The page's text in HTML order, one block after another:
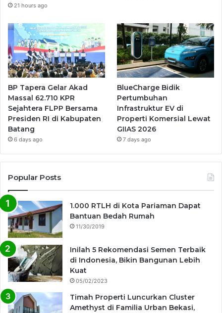
21 hours ago
BP Tapera Gelar Akad
Massal 62.710 KPR
Sejahtera FLPP Bersama
Presiden RI di Kabupaten
Batang
6 days ago
BlueCharge Bidik
Pertumbuhan
Infrastruktur EV di
Properti Komersial Lewat
GIIAS 2026
7 days ago
Popular Posts
1.000 RTLH di Kota Pariaman Dapat
Bantuan Bedah Rumah
11/30/2019
Inilah 5 Rekomendasi Semen Terbaik
di Indonesia, Bikin Bangunan Lebih
Kuat
05/02/2023
Timah Properti Luncurkan Cluster
Amethyst di Familia Urban Bekasi,